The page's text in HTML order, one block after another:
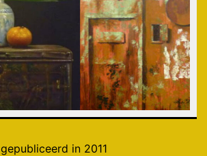
gepubliceerd in 2011